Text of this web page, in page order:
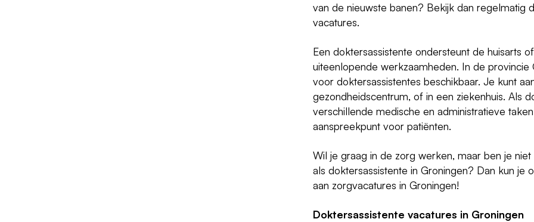
van de nieuwste banen? Bekijk dan regelmatig
vacatures.
Een doktersassistente ondersteunt de huisarts
uiteenlopende werkzaamheden. In de provincie
voor doktersassistentes beschikbaar. Je kunt
gezondheidscentrum, of in een ziekenhuis. Als
verschillende medische en administratieve
aanspreekpunt voor patiënten.
Wil je graag in de zorg werken, maar ben je
als doktersassistente in Groningen? Dan kun je
aan zorgvacatures in Groningen!
Doktersassistente vacatures in Groningen